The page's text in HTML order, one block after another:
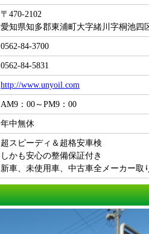
〒470-2102
愛知県知多郡東浦町大字緒川字桐池四
0562-84-3700
0562-84-5831
http://www.unyoil.com
AM9：00～PM9：00
年中無休
超スピーディ＆超格安車検
しかも安心の整備保証付き
新車、未使用車、中古車全メーカー取